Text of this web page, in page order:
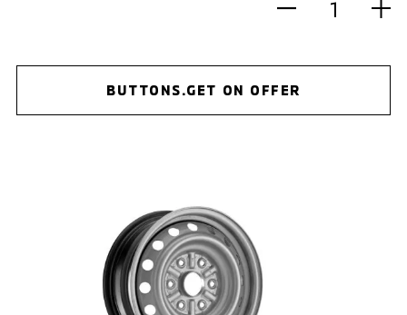
BUTTONS.GET ON OFFER